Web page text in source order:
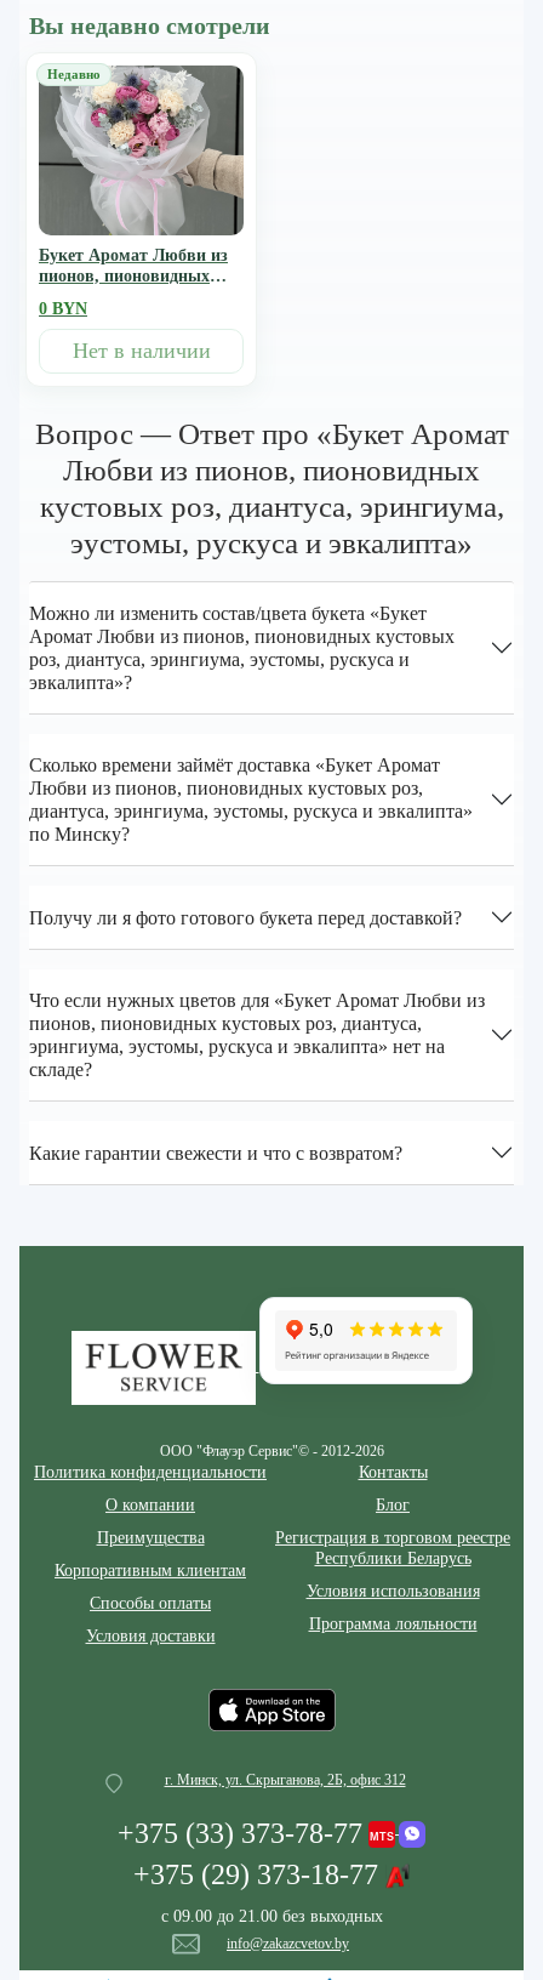
Вы недавно смотрели
Букет Аромат Любви из
пионов, пионовидных
эрингиума, эустомы,
рускуса и эвкалипта
0 BYN
Нет в наличии
Вопрос — Ответ про «Букет Аромат
Любви из пионов, пионовидных
кустовых роз, диантуса, эрингиума,
эустомы, рускуса и эвкалипта»
Можно ли изменить состав/цвета букета «Букет
Аромат Любви из пионов, пионовидных кустовых
роз, диантуса, эрингиума, эустомы, рускуса и
эвкалипта»?
Сколько времени займёт доставка «Букет Аромат
Любви из пионов, пионовидных кустовых роз,
диантуса, эрингиума, эустомы, рускуса и эвкалипта»
по Минску?
Получу ли я фото готового букета перед доставкой?
Что если нужных цветов для «Букет Аромат Любви из
пионов, пионовидных кустовых роз, диантуса,
эрингиума, эустомы, рускуса и эвкалипта» нет на
складе?
Какие гарантии свежести и что с возвратом?
ООО "Флауэр Сервис"© - 2012-2026
Политика конфиденциальности
О компании
Преимущества
Корпоративным клиентам
Способы оплаты
Условия доставки
Контакты
Блог
Регистрация в торговом реестре
Республики Беларусь
Условия использования
Программа лояльности
г. Минск, ул. Скрыганова, 2Б, офис 312
+375 (33) 373-78-77
+375 (29) 373-18-77
с 09.00 до 21.00 без выходных
info@zakazcvetov.by